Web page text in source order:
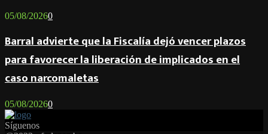
05/08/20260
Barral advierte que la Fiscalía dejó vencer plazos
para favorecer la liberación de implicados en el
caso narcomaletas
05/08/20260
Síguenos